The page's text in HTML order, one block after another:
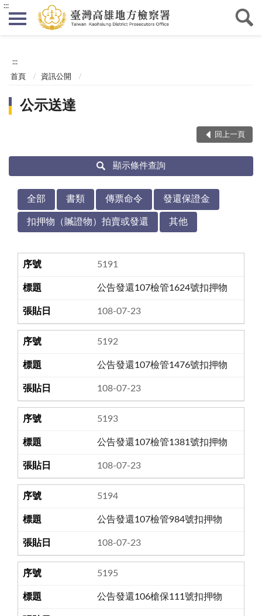
:::
:::
首頁 資訊公開
公示送達
回上一頁
顯示條件查詢
全部 書類 傳票命令 發還保證金
扣押物（贓證物）拍賣或發還 其他
5191
公告發還107檢管1624號扣押物
108-07-23
5192
公告發還107檢管1476號扣押物
108-07-23
5193
公告發還107檢管1381號扣押物
108-07-23
5194
公告發還107檢管984號扣押物
108-07-23
5195
公告發還106槍保111號扣押物